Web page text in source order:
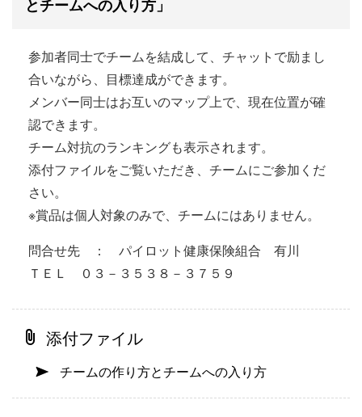
とチームへの入り方」
参加者同士でチームを結成して、チャットで励まし
合いながら、目標達成ができます。
メンバー同士はお互いのマップ上で、現在位置が確
認できます。
チーム対抗のランキングも表示されます。
添付ファイルをご覧いただき、チームにご参加くだ
さい。
※賞品は個人対象のみで、チームにはありません。
問合せ先 ： パイロット健康保険組合 有川
ＴＥＬ ０３－３５３８－３７５９
添付ファイル
チームの作り方とチームへの入り方